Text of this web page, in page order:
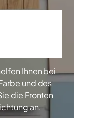
Ihnen bei
und des
die Fronten
an.